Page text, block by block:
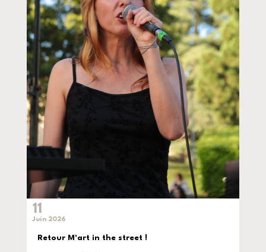
11
Juin 2026
Retour M'art in the street !